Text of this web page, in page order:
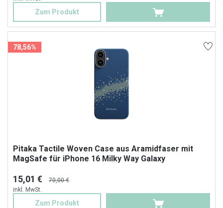
Zum Produkt
78,56%
Pitaka Tactile Woven Case aus Aramidfaser mit
MagSafe für iPhone 16 Milky Way Galaxy
15,01 €
70,00 €
inkl. MwSt.
Zum Produkt